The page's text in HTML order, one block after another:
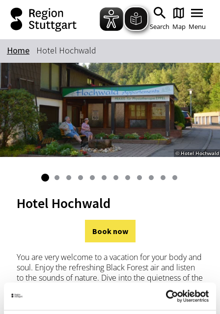
Zum Hauptinhalt springen
Zur Suche springen
Zur Hauptnavigation
Zum Footer springen
Search Map Menu
Keyword
Home Hotel Hochwald
© Hotel Hochwald
Hotel Hochwald
Book now
You are very welcome to a vacation for your body and
soul. Enjoy the refreshing Black Forest air and listen
to the sounds of nature. Dive into the quietness of the